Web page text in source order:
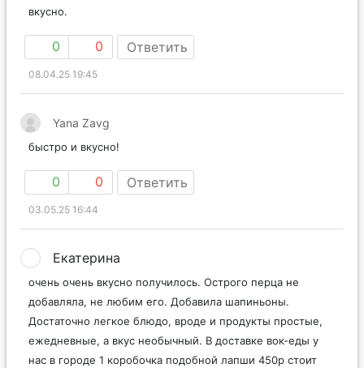
вкусно.
0 0 Ответить
08.04.25 19:45
Yana Zavg
быстро и вкусно!
0 0 Ответить
03.05.25 16:44
Екатерина
очень очень вкусно получилось. Острого перца не
добавляла, не любим его. Добавила шапиньоны.
Достаточно легкое блюдо, вроде и продукты простые,
ежедневные, а вкус необычный. В доставке вок-еды у
нас в городе 1 коробочка подобной лапши 450р стоит